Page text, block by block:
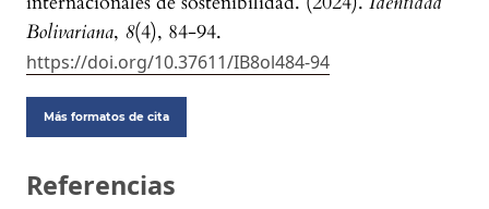
Bolivariana, 8(4), 84-94.
https://doi.org/10.37611/IB8ol484-94
Más formatos de cita
Referencias